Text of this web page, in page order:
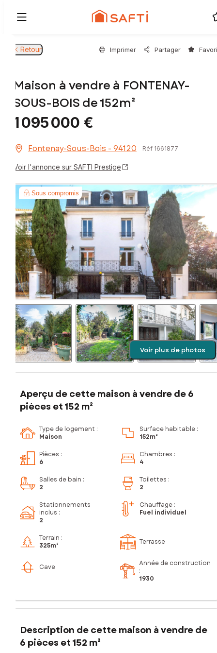
Retour Imprimer Partager
Maison à vendre à FONTENAY-
SOUS-BOIS de 152m²
1 095 000 €
Fontenay-Sous-Bois - 94120 Réf 1661877
Voir l'annonce sur SAFTI Prestige
Sous compromis
Voir plus de photos
Aperçu de cette maison à vendre de 6
pièces et 152 m²
Type de logement :
Maison
Surface habitable :
152m²
Pièces :
6
Chambres :
4
Salles de bain :
2
Toilettes :
2
Stationnements
inclus :
2
Chauffage :
Fuel individuel
Terrain :
325m²
Terrasse
Cave
Année de construction
:
1930
Description de cette maison à vendre de
6 pièces et 152 m²